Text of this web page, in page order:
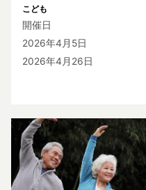
こども
開催日
2026年4月5日
2026年4月26日